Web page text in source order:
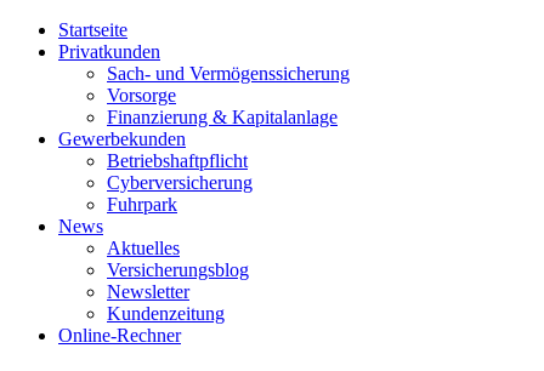
Startseite
Privatkunden
Sach- und Vermögenssicherung
Vorsorge
Finanzierung & Kapitalanlage
Gewerbekunden
Betriebshaftpflicht
Cyberversicherung
Fuhrpark
News
Aktuelles
Versicherungsblog
Newsletter
Kundenzeitung
Online-Rechner